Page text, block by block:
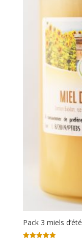
Pack 3 miels d’été